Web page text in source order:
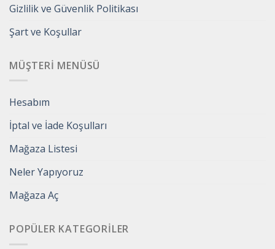
Gizlilik ve Güvenlik Politikası
Şart ve Koşullar
MÜŞTERI MENÜSÜ
Hesabım
İptal ve İade Koşulları
Mağaza Listesi
Neler Yapıyoruz
Mağaza Aç
POPÜLER KATEGORILER